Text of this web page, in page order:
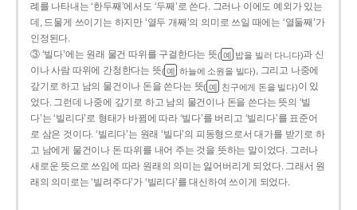
례를 나타내는 ‘한두째’에서도 ‘두째’로 쓴다. 그러나 이에도 예외가 있는
데, 드물게 쓰이기는 하지만 ‘열두 개째’의 의미로 쓰일 때에는 ‘열둘째’가
인정된다.
③ ‘빌다’에는 원래 물건 따위를 구걸한다는 뜻( 예 밥을 빌러 다니다)과 신
이나 사람 따위에 간청한다는 뜻( 예 하늘에 소원을 빌다), 그리고 나중에
갚기로 하고 남의 물건이나 돈을 쓴다는 뜻( 예 친구에게 돈을 빌다)이 있
었다. 그런데 나중에 갚기로 하고 남의 물건이나 돈을 쓴다는 뜻의 ‘빌
다’는 ‘빌리다’로 형태가 바뀜에 따라 ‘빌다’를 버리고 ‘빌리다’를 표준어
로 삼은 것이다. ‘빌리다’는 원래 ‘빌다’의 피동형으로서 대가를 받기로 하
고 남에게 물건이나 돈 따위를 내어 주는 것을 뜻하는 말이었다. 그러나
새로운 뜻으로 쓰임에 따라 원래의 의미는 잃어버리게 되었다. 그래서 원
래의 의미로는 ‘빌려주다’가 ‘빌리다’를 대신하여 쓰이게 되었다.